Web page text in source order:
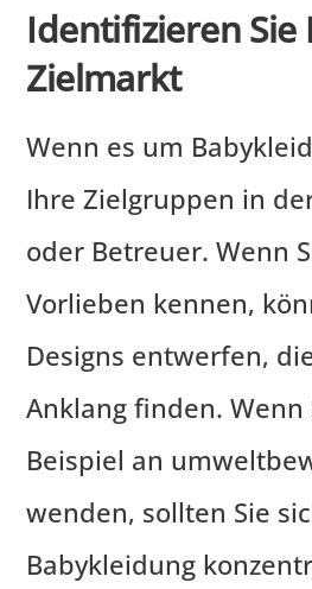
Identifizieren Sie
Zielmarkt
Wenn es um
Ihre Zielgruppen in
oder Betreuer. Wenn
Vorlieben kennen,
Designs entwerfen,
Anklang finden. Wenn
Beispiel an
wenden, sollten Sie
Babykleidung